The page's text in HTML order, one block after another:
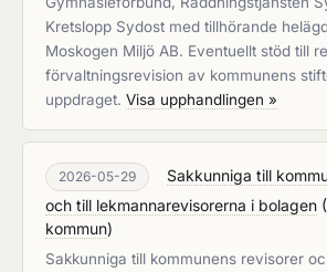
Kretslopp Sydost med tillhörande
Moskogen Miljö AB. Eventuellt stöd till
förvaltningsrevision av kommunens
uppdraget. Visa upphandlingen »
2026-05-29
Sakkunniga till
och till lekmannarevisorerna i bolagen (
kommun)
Sakkunniga till kommunens revisorer